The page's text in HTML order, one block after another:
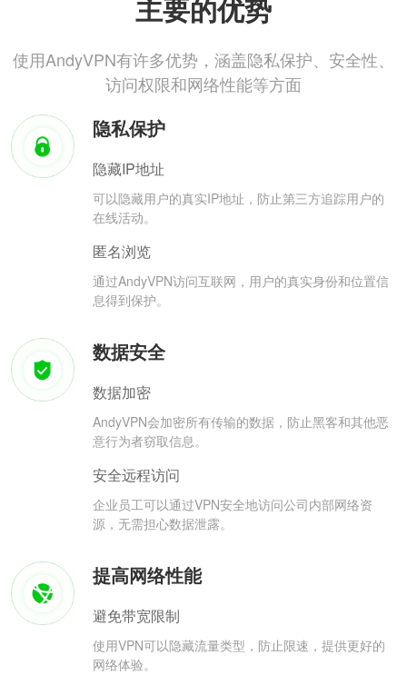
主要的优势
使用AndyVPN有许多优势，涵盖隐私保护、安全性、
访问权限和网络性能等方面
隐私保护
隐藏IP地址
可以隐藏用户的真实IP地址，防止第三方追踪用户的
在线活动。
匿名浏览
通过AndyVPN访问互联网，用户的真实身份和位置信
息得到保护。
数据安全
数据加密
AndyVPN会加密所有传输的数据，防止黑客和其他恶
意行为者窃取信息。
安全远程访问
企业员工可以通过VPN安全地访问公司内部网络资
源，无需担心数据泄露。
提高网络性能
避免带宽限制
使用VPN可以隐藏流量类型，防止限速，提供更好的
网络体验。